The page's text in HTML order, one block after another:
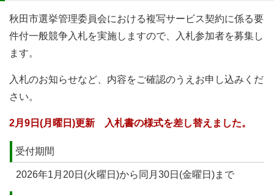
秋田市選挙管理委員会における複写サービス契約に係る要
件付一般競争入札を実施しますので、入札参加者を募集し
ます。
入札のお知らせなど、内容をご確認のうえお申し込みくだ
さい。
2月9日(月曜日)更新 入札書の様式を差し替えました。
受付期間
2026年1月20日(火曜日)から同月30日(金曜日)まで